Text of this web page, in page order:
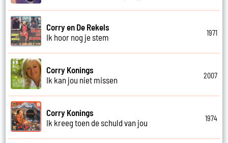
Corry en De Rekels
Ik hoor nog je stem
1971
Corry Konings
Ik kan jou niet missen
2007
Corry Konings
Ik kreeg toen de schuld van jou
1974